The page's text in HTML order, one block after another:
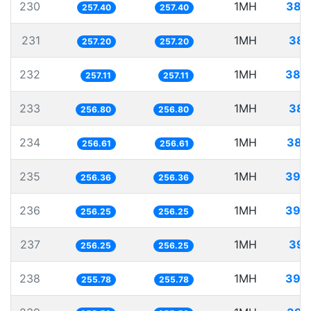
230 257.40 257.40 1MH
231 257.20 257.20 1MH
232 257.11 257.11 1MH
233 256.80 256.80 1MH
234 256.61 256.61 1MH
235 256.36 256.36 1MH
236 256.25 256.25 1MH
237 256.25 256.25 1MH
238 255.78 255.78 1MH